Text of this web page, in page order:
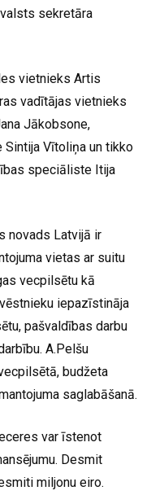
sekretāra
vietnieks Artis
vadītājas vietnieks
Jākobsone,
Vītoliņa un tikko
speciāliste Itija
novads Latvijā ir
vietas ar suitu
vecpilsētu kā
iepazīstināja
pašvaldības darbu
A.Pelšu
budžeta
saglabāšanā.
var īstenot
Desmit
miljonu eiro.